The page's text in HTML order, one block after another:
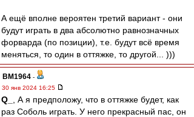
А ещё вполне вероятен третий вариант - они
будут играть в два абсолютно равнозначных
форварда (по позиции), т.е. будут всё время
меняться, то один в оттяжке, то другой... )))
BM1964 -
30 янв 2024 16:25
Q_
, А я предположу, что в оттяжке будет, как
раз Соболь играть. У него прекрасный пас, он